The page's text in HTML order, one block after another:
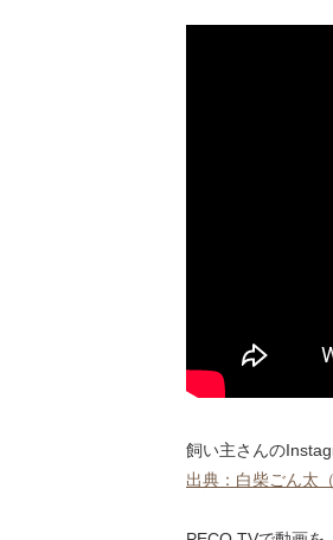
飼い主さんの
出典：白柴ごん太